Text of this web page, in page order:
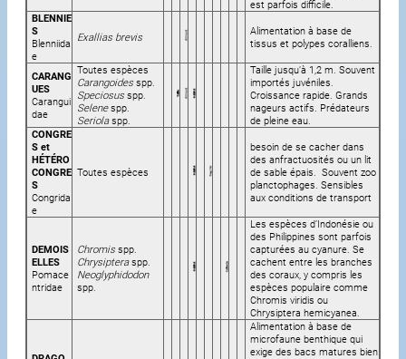
est parfois difficile.
BLENNIE
S
Blenniida
e
Exallias brevis
Alimentation à base de
tissus et polypes coralliens.
CARANG
UES
Carangui
dae
Toutes espèces
Carangoidesspp.
Speciosusspp.
Selenespp.
Seriolaspp.
Taille jusqu’à 1,2 m. Souvent
importés juvéniles.
Croissance rapide. Grands
nageurs actifs. Prédateurs
de pleine eau.
CONGRE
S et
HÉTÉRO
CONGRE
S
Congrida
e
Toutes espèces
besoin de se cacher dans
des anfractuosités ou un lit
de sable épais. Souvent zoo
planctophages. Sensibles
aux conditions de transport
DEMOIS
ELLES
Pomace
ntridae
Chromisspp.
Chrysipteraspp.
Neoglyphidodon
spp.
Les espèces d’Indonésie ou
des Philippines sont parfois
capturées au cyanure. Se
cachent entre les branches
des coraux, y compris les
espèces populaire comme
Chromis viridis ou
Chrysiptera hemicyanea.
Alimentation à base de
microfaune benthique qui
exige des bacs matures bien